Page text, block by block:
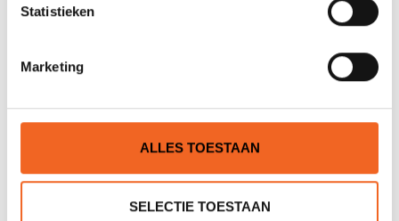
Statistieken
Marketing
ALLES TOESTAAN
SELECTIE TOESTAAN
GERELATEERDE PRODUCTEN